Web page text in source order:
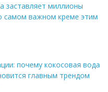
заставляет миллионы
самом важном креме этим
почему кокосовая вода
главным трендом